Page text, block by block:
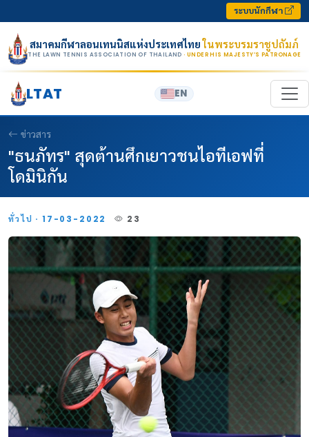
ระบบนักกีฬา
สมาคมกีฬาลอนเทนนิสแห่งประเทศไทยในพระบรมราชูปถัมภ์
THE LAWN TENNIS ASSOCIATION OF THAILAND · UNDER HIS MAJESTY’S PATRONAGE
LTAT EN
ข่าวสาร
"ธนภัทร" สุดต้านศึกเยาวชนไอทีเอฟที่
โดมินิกัน
ทั่วไป · 17-03-2022 23